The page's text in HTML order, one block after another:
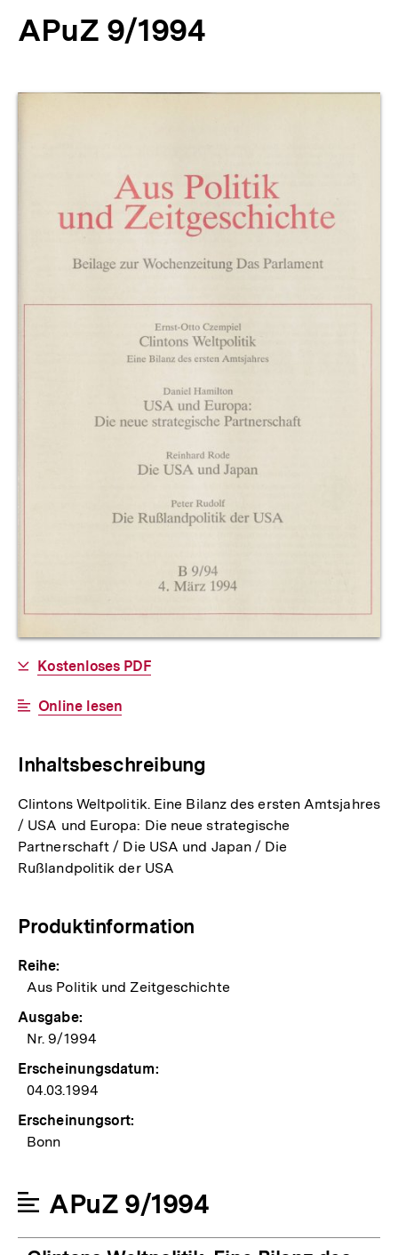
APuZ 9/1994
Allgemeine
Informationen
Download-
Kostenloses PDF
Interner
Online lesen
Inhaltsbeschreibung
Clintons Weltpolitik. Eine Bilanz des ersten Amtsjahres
/ USA und Europa: Die neue strategische
Partnerschaft / Die USA und Japan / Die
Rußlandpolitik der USA
Produktinformation
Reihe:
Aus Politik und Zeitgeschichte
Ausgabe:
Nr. 9/1994
Erscheinungsdatum:
04.03.1994
Erscheinungsort:
Bonn
APuZ 9/1994